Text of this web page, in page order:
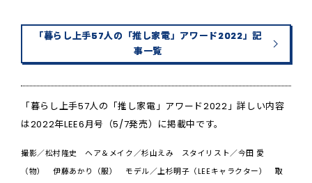
「暮らし上手57人の「推し家電」アワード2022」記
事一覧
「暮らし上手57人の「推し家電」アワード2022」詳しい内容
は2022年LEE6月号（5/7発売）に掲載中です。
撮影／松村隆史 ヘア＆メイク／杉山えみ スタイリスト／今田 愛
（物） 伊藤あかり（服） モデル／上杉明子（LEEキャラクター） 取